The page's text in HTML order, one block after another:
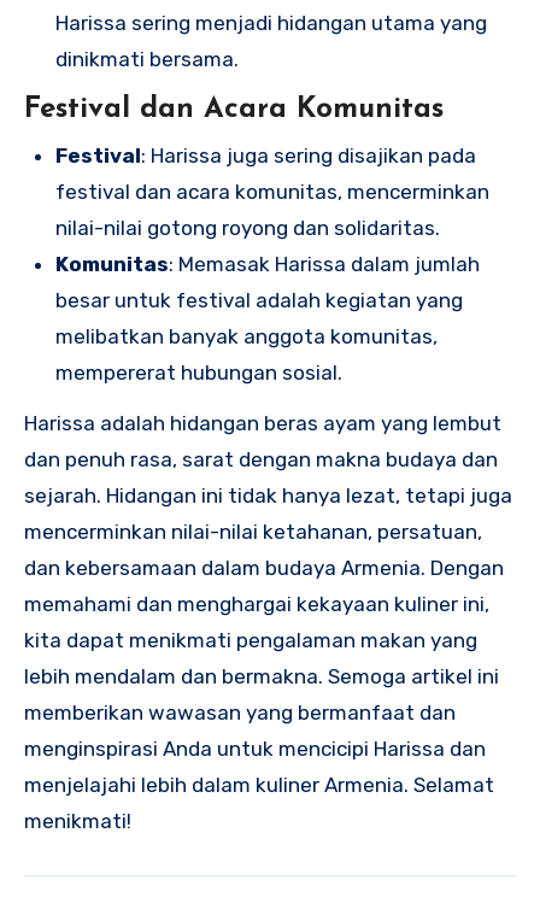
Harissa sering menjadi hidangan utama yang
dinikmati bersama.
Festival dan Acara Komunitas
Festival: Harissa juga sering disajikan pada
festival dan acara komunitas, mencerminkan
nilai-nilai gotong royong dan solidaritas.
Komunitas: Memasak Harissa dalam jumlah
besar untuk festival adalah kegiatan yang
melibatkan banyak anggota komunitas,
mempererat hubungan sosial.
Harissa adalah hidangan beras ayam yang lembut
dan penuh rasa, sarat dengan makna budaya dan
sejarah. Hidangan ini tidak hanya lezat, tetapi juga
mencerminkan nilai-nilai ketahanan, persatuan,
dan kebersamaan dalam budaya Armenia. Dengan
memahami dan menghargai kekayaan kuliner ini,
kita dapat menikmati pengalaman makan yang
lebih mendalam dan bermakna. Semoga artikel ini
memberikan wawasan yang bermanfaat dan
menginspirasi Anda untuk mencicipi Harissa dan
menjelajahi lebih dalam kuliner Armenia. Selamat
menikmati!